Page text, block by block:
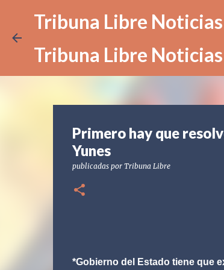
Tribuna Libre Noticias
Tribuna Libre Noticias
Primero hay que
Yunes
publicadas por Tribuna Libre
*Gobierno del Estado tiene que